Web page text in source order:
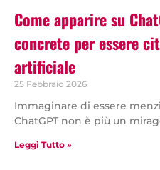
Come apparire su
concrete per essere
artificiale
25 Febbraio 2026
Immaginare di essere
ChatGPT non è più un
Leggi Tutto »